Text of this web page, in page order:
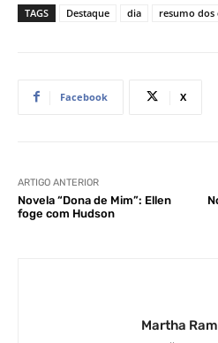
TAGS Destaque dia resumo dos
Facebook X
ARTIGO ANTERIOR
Novela “Dona de Mim”: Ellen
foge com Hudson
Martha